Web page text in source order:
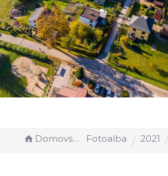
Domovská stránka Fotoalba 2021